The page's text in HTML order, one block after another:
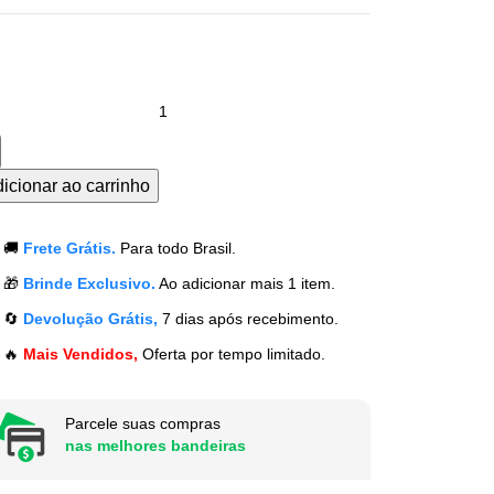
ao carrinho
🚚 Frete Grátis. Para todo Brasil.
🎁 Brinde Exclusivo. Ao adicionar mais 1 item.
🔄 Devolução Grátis, 7 dias após recebimento.
🔥 Mais Vendidos, Oferta por tempo limitado.
Parcele suas compras
nas melhores bandeiras